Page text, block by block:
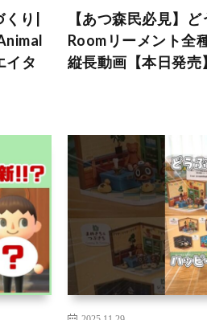
り|
イタ
【あつ森民必見】
Roomリーメント全
縦長動画【本日発売】